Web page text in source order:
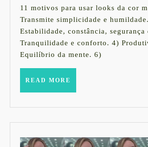
A
COR
de
2022
11 motivos para usar looks da cor
Transmite simplicidade e
Estabilidade, constância,
Tranquilidade e conforto. 4)
Equilíbrio da mente. 6)
READ MORE